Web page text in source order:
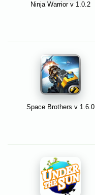
Ninja Warrior v 1.0.2
Space Brothers v 1.6.0